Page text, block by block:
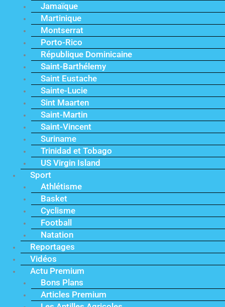
Jamaïque
Martinique
Montserrat
Porto-Rico
République Dominicaine
Saint-Barthélemy
Saint Eustache
Sainte-Lucie
Sint Maarten
Saint-Martin
Saint-Vincent
Suriname
Trinidad et Tobago
US Virgin Island
Sport
Athlétisme
Basket
Cyclisme
Football
Natation
Reportages
Vidéos
Actu Premium
Bons Plans
Articles Premium